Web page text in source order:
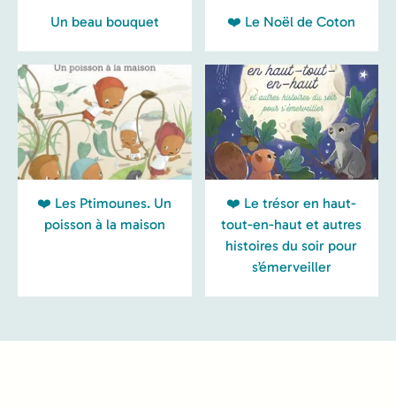
Un beau bouquet ❤️ Le Noël de Coton
❤️ Les Ptimounes. Un
poisson à la maison
❤️ Le trésor en haut-
tout-en-haut et autres
histoires du soir pour
s’émerveiller